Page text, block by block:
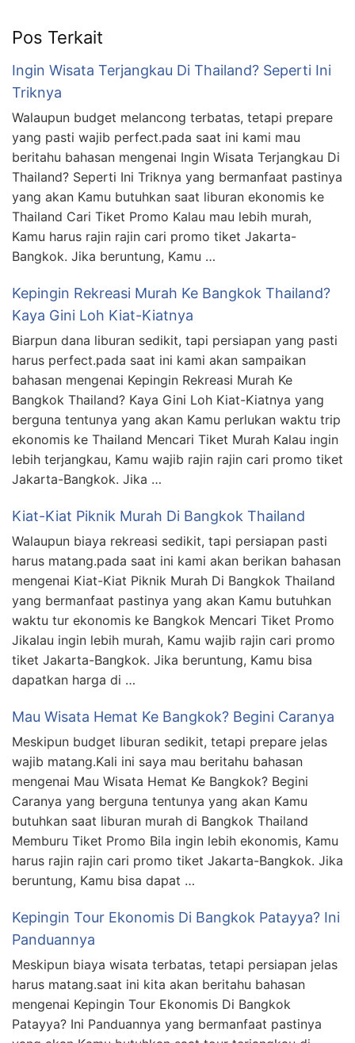
Pos Terkait
Ingin Wisata Terjangkau Di Thailand? Seperti Ini
Triknya
Walaupun budget melancong terbatas, tetapi prepare
yang pasti wajib perfect.pada saat ini kami mau
beritahu bahasan mengenai Ingin Wisata Terjangkau Di
Thailand? Seperti Ini Triknya yang bermanfaat pastinya
yang akan Kamu butuhkan saat liburan ekonomis ke
Thailand Cari Tiket Promo Kalau mau lebih murah,
Kamu harus rajin rajin cari promo tiket Jakarta-
Bangkok. Jika beruntung, Kamu …
Kepingin Rekreasi Murah Ke Bangkok Thailand?
Kaya Gini Loh Kiat-Kiatnya
Biarpun dana liburan sedikit, tapi persiapan yang pasti
harus perfect.pada saat ini kami akan sampaikan
bahasan mengenai Kepingin Rekreasi Murah Ke
Bangkok Thailand? Kaya Gini Loh Kiat-Kiatnya yang
berguna tentunya yang akan Kamu perlukan waktu trip
ekonomis ke Thailand Mencari Tiket Murah Kalau ingin
lebih terjangkau, Kamu wajib rajin rajin cari promo tiket
Jakarta-Bangkok. Jika …
Kiat-Kiat Piknik Murah Di Bangkok Thailand
Walaupun biaya rekreasi sedikit, tapi persiapan pasti
harus matang.pada saat ini kami akan berikan bahasan
mengenai Kiat-Kiat Piknik Murah Di Bangkok Thailand
yang bermanfaat pastinya yang akan Kamu butuhkan
waktu tur ekonomis ke Bangkok Mencari Tiket Promo
Jikalau ingin lebih murah, Kamu wajib rajin cari promo
tiket Jakarta-Bangkok. Jika beruntung, Kamu bisa
dapatkan harga di …
Mau Wisata Hemat Ke Bangkok? Begini Caranya
Meskipun budget liburan sedikit, tetapi prepare jelas
wajib matang.Kali ini saya mau beritahu bahasan
mengenai Mau Wisata Hemat Ke Bangkok? Begini
Caranya yang berguna tentunya yang akan Kamu
butuhkan saat liburan murah di Bangkok Thailand
Memburu Tiket Promo Bila ingin lebih ekonomis, Kamu
harus rajin rajin cari promo tiket Jakarta-Bangkok. Jika
beruntung, Kamu bisa dapat …
Kepingin Tour Ekonomis Di Bangkok Patayya? Ini
Panduannya
Meskipun biaya wisata terbatas, tetapi persiapan jelas
harus matang.saat ini kita akan beritahu bahasan
mengenai Kepingin Tour Ekonomis Di Bangkok
Patayya? Ini Panduannya yang bermanfaat pastinya